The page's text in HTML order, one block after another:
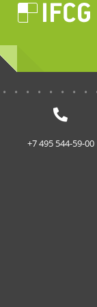
+7 495 544-59-00